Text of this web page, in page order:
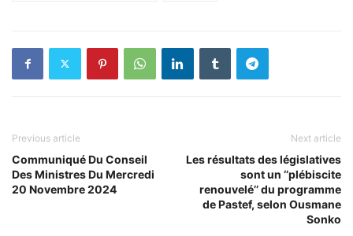
Previous article
Communiqué Du Conseil
Des Ministres Du Mercredi
20 Novembre 2024
Next article
Les résultats des législatives
sont un ‘’plébiscite
renouvelé’’ du programme
de Pastef, selon Ousmane
Sonko